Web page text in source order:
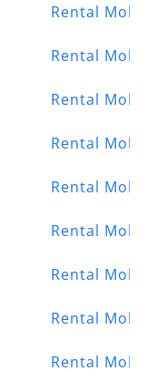
Rental Mobil
Rental Mobil
Rental Mobil
Rental Mobil
Rental Mobil
Rental Mobil
Rental Mobil
Rental Mobil
Rental Mobil